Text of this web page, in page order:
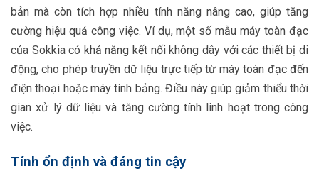
bản mà còn tích hợp nhiều tính năng nâng cao, giúp tăng
cường hiệu quả công việc. Ví dụ, một số mẫu máy toàn đạc
của Sokkia có khả năng kết nối không dây với các thiết bị di
động, cho phép truyền dữ liệu trực tiếp từ máy toàn đạc đến
điện thoại hoặc máy tính bảng. Điều này giúp giảm thiểu thời
gian xử lý dữ liệu và tăng cường tính linh hoạt trong công
việc.
Tính ổn định và đáng tin cậy